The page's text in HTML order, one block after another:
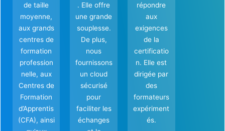
de taille
moyenne,
aux grands
centres de
formation
profession
nelle, aux
Centres de
Formation
d’Apprentis
(CFA), ainsi
. Elle offre
une grande
souplesse.
De plus,
nous
fournissons
un cloud
sécurisé
pour
faciliter les
échanges
répondre
aux
exigences
de la
certificatio
n. Elle est
dirigée par
des
formateurs
expériment
és.